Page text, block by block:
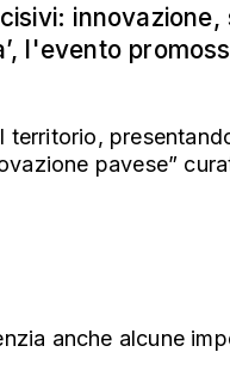
innovazione,
l'evento
pavese”
anche alcune